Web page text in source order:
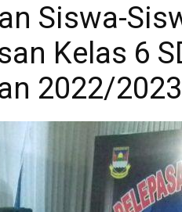
Siswa-
Kelas 6
2022/2023